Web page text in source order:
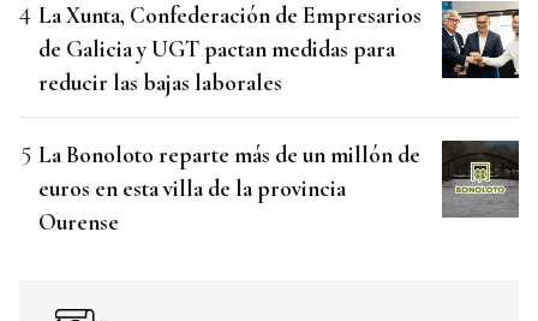
La Xunta, Confederación de Empresarios
de Galicia y UGT pactan medidas para
reducir las bajas laborales
La Bonoloto reparte más de un millón de
euros en esta villa de la provincia
Ourense